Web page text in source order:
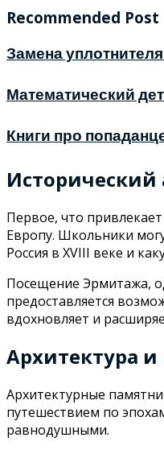
Recommended Post
Замена
Математический
Книги про
Исторический
Первое, что
Европу. Школьники
Россия в XVIII веке и
Посещение Эрмитажа,
предоставляется
вдохновляет и
Архитектура
Архитектурные
путешествием по
равнодушными.